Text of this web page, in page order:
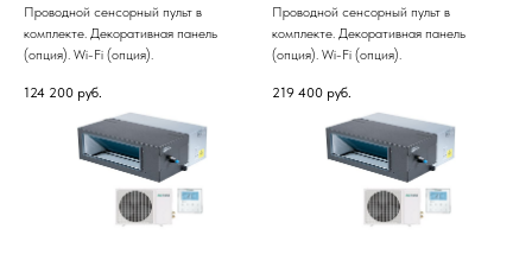
Проводной сенсорный пульт в
комплекте. Декоративная панель
(опция). Wi-Fi (опция).
124 200 руб.
Проводной сенсорный пульт в
комплекте. Декоративная панель
(опция). Wi-Fi (опция).
219 400 руб.